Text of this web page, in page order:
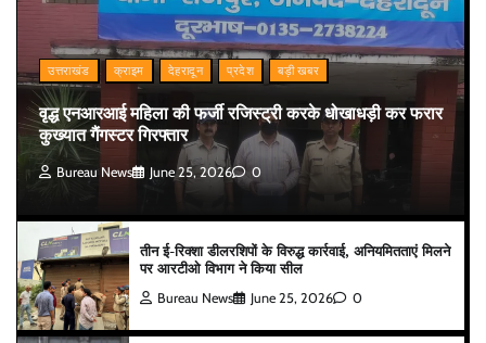
उत्तराखंड क्राइम देहरादून प्रदेश बड़ी खबर
वृद्ध एनआरआई महिला की फर्जी रजिस्ट्री करके धोखाधड़ी कर फरार
कुख्यात गैंगस्टर गिरफ्तार
Bureau News June 25, 2026 0
तीन ई-रिक्शा डीलरशिपों के विरुद्ध कार्रवाई, अनियमितताएं मिलने
पर आरटीओ विभाग ने किया सील
Bureau News June 25, 2026 0